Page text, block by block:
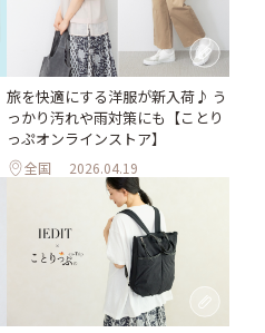
旅を快適にする洋服が新入荷♪ う
っかり汚れや雨対策にも【ことり
っぷオンラインストア】
全国 2026.04.19